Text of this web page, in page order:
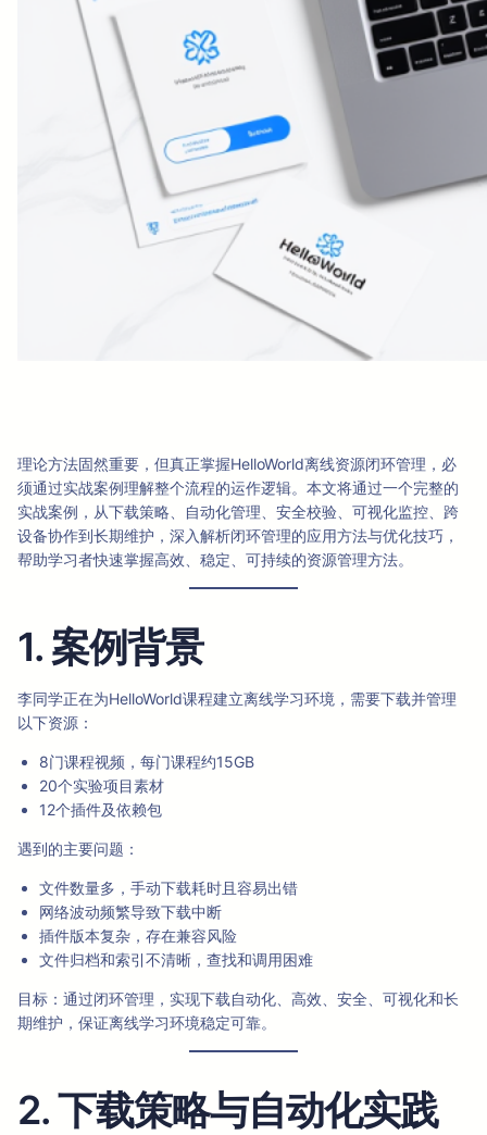
理论方法固然重要，但真正掌握HelloWorld离线资源闭环管理，必
须通过实战案例理解整个流程的运作逻辑。本文将通过一个完整的
实战案例，从下载策略、自动化管理、安全校验、可视化监控、跨
设备协作到长期维护，深入解析闭环管理的应用方法与优化技巧，
帮助学习者快速掌握高效、稳定、可持续的资源管理方法。
1. 案例背景
李同学正在为HelloWorld课程建立离线学习环境，需要下载并管理
以下资源：
8门课程视频，每门课程约15GB
20个实验项目素材
12个插件及依赖包
遇到的主要问题：
文件数量多，手动下载耗时且容易出错
网络波动频繁导致下载中断
插件版本复杂，存在兼容风险
文件归档和索引不清晰，查找和调用困难
目标：通过闭环管理，实现下载自动化、高效、安全、可视化和长
期维护，保证离线学习环境稳定可靠。
2. 下载策略与自动化实践